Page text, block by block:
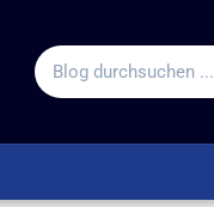
Blog durchsuchen